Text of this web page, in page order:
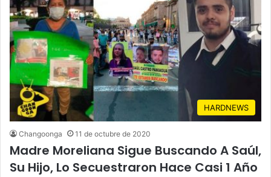
HARDNEWS
Changoonga 11 de octubre de 2020
Madre Moreliana Sigue Buscando A Saúl,
Su Hijo, Lo Secuestraron Hace Casi 1 Año